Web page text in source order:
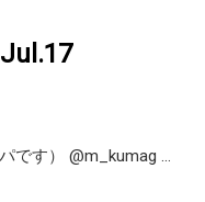
熊谷正寿（くまポンパパです） ‏@m_kumag …